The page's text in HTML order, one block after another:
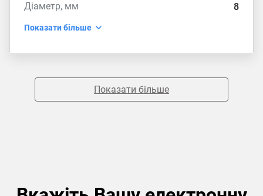
Діаметр, мм
8
Показати більше
Показати більше